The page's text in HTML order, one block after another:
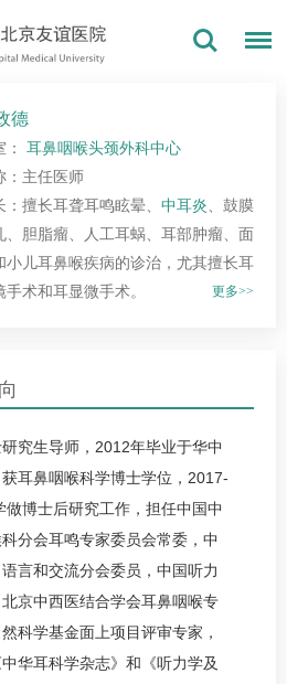
德
： 耳鼻咽喉头颈外科中心
：主任医师
：擅长耳聋耳鸣眩晕、 中耳炎 、鼓膜
、胆脂瘤、人工耳蜗、耳部肿瘤、面
小儿耳鼻喉疾病的诊治，尤其擅长耳
手术和耳显微手术。
更多>>
究生导师，2012年毕业于华中
耳鼻咽喉科学博士学位，2017-
博士后研究工作，担任中国中
分会耳鸣专家委员会常委，中
言和交流分会委员，中国听力
京中西医结合学会耳鼻咽喉专
科学基金面上项目评审专家，
华耳科学杂志》和《听力学及